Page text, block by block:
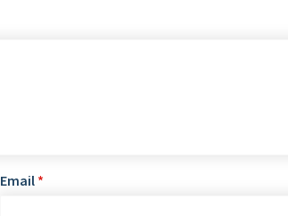
Email *